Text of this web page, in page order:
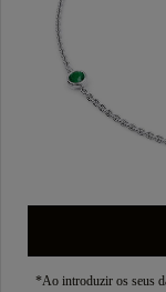
*Ao introduzir os seus